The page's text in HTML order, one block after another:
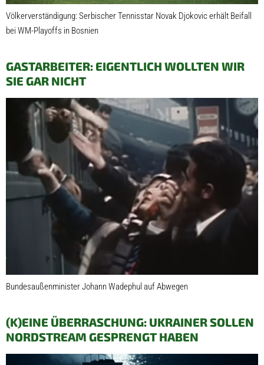
Völkerverständigung: Serbischer Tennisstar Novak Djokovic erhält Beifall
bei WM-Playoffs in Bosnien
GASTARBEITER: EIGENTLICH WOLLTEN WIR
SIE GAR NICHT
Bundesaußenminister Johann Wadephul auf Abwegen
(K)EINE ÜBERRASCHUNG: UKRAINER SOLLEN
NORDSTREAM GESPRENGT HABEN